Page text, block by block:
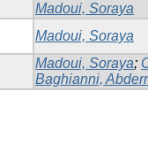
Madoui, Soraya
Madoui, Soraya
Madoui, Soraya;
Baghianni,